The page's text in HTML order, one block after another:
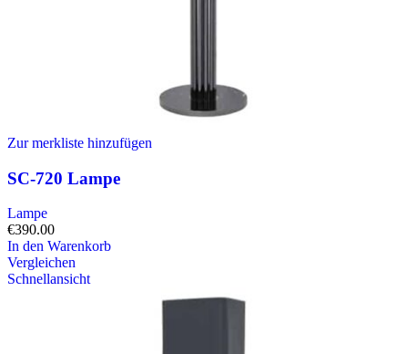
Zur merkliste hinzufügen
SC-720 Lampe
Lampe
€390.00
In den Warenkorb
Vergleichen
Schnellansicht